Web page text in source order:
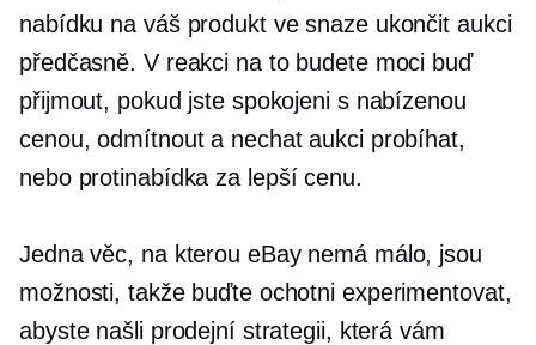
nabídku na váš produkt ve snaze ukončit aukci
předčasně. V reakci na to budete moci buď
přijmout, pokud jste spokojeni s nabízenou
cenou, odmítnout a nechat aukci probíhat,
nebo protinabídka za lepší cenu.
Jedna věc, na kterou eBay nemá málo, jsou
možnosti, takže buďte ochotni experimentovat,
abyste našli prodejní strategii, která vám